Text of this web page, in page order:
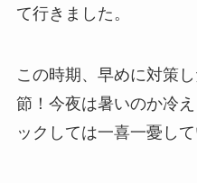
て行きました。
この時期、早めに対策
節！今夜は暑いのか冷
ックしては一喜一憂して